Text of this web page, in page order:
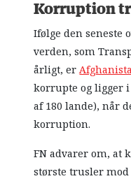
Korruption
Ifølge den seneste
verden, som
årligt, er
korrupte og ligger
af 180 lande), når
korruption.
FN advarer om, at
største trusler